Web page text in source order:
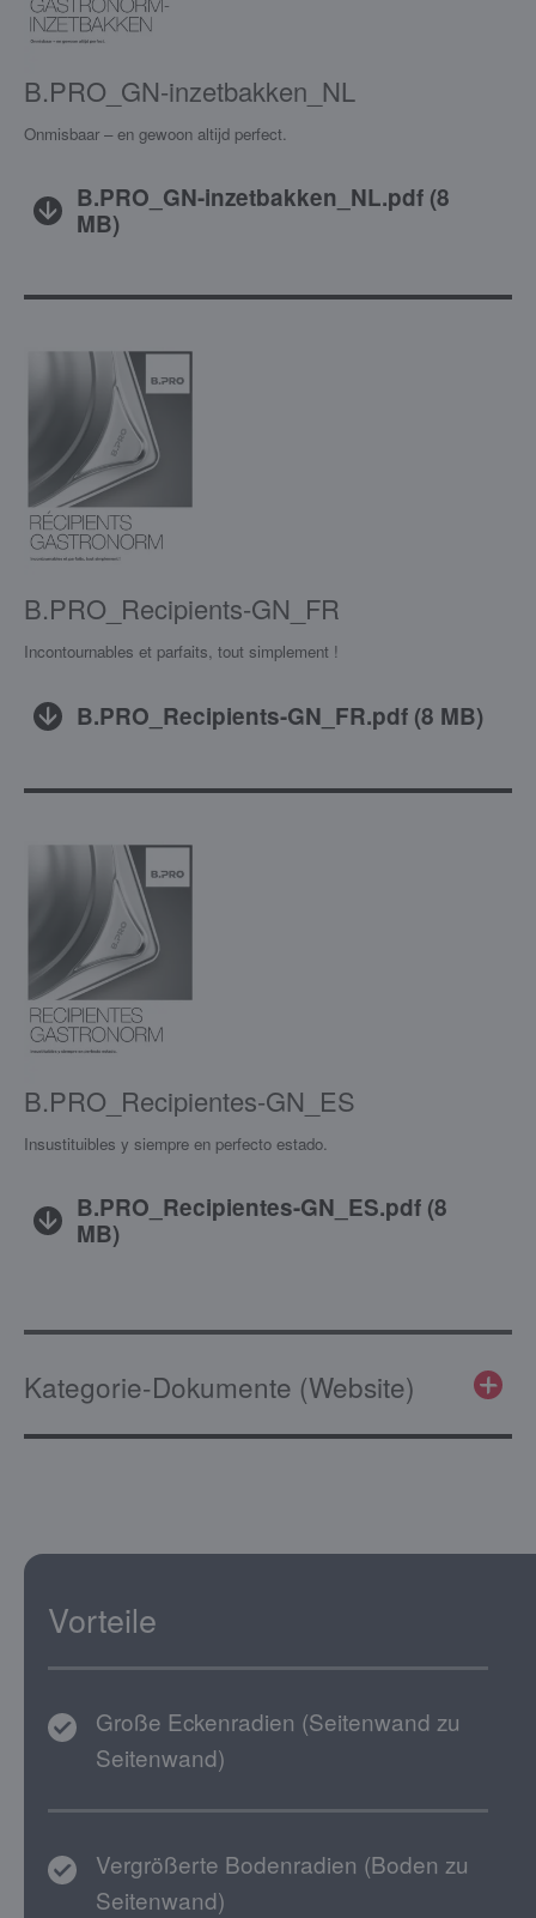
B.PRO_GN-inzetbakken_NL
Onmisbaar – en gewoon altijd perfect.
B.PRO_GN-inzetbakken_NL.pdf(8
MB)
B.PRO_Recipients-GN_FR
Incontournables et parfaits, tout simplement !
B.PRO_Recipients-GN_FR.pdf (8 MB)
B.PRO_Recipientes-GN_ES
Insustituibles y siempre en perfecto estado.
B.PRO_Recipientes-GN_ES.pdf(8
MB)
Kategorie-Dokumente (Website)
Vorteile
Große Eckenradien (Seitenwand zu
Seitenwand)
Vergrößerte Bodenradien (Boden zu
Seitenwand)